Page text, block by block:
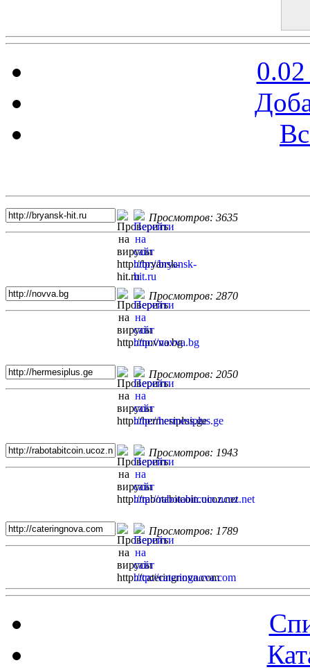
Просмотров: 3635
Просмотров: 2870
Просмотров: 2050
Просмотров: 1943
Просмотров: 1789